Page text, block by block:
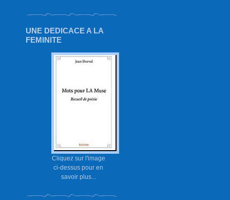
UNE DEDICACE A LA
FEMINITE
Cliquez sur l'image
ci-dessus pour en
savoir plus...